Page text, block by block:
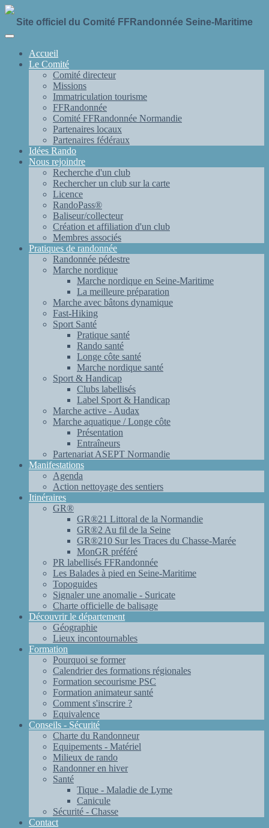
Site officiel du Comité FFRandonnée Seine-Maritime
Accueil
Le Comité
Comité directeur
Missions
Immatriculation tourisme
FFRandonnée
Comité FFRandonnée Normandie
Partenaires locaux
Partenaires fédéraux
Idées Rando
Nous rejoindre
Recherche d'un club
Rechercher un club sur la carte
Licence
RandoPass®
Baliseur/collecteur
Création et affiliation d'un club
Membres associés
Pratiques de randonnée
Randonnée pédestre
Marche nordique
Marche nordique en Seine-Maritime
La meilleure préparation
Marche avec bâtons dynamique
Fast-Hiking
Sport Santé
Pratique santé
Rando santé
Longe côte santé
Marche nordique santé
Sport & Handicap
Clubs labellisés
Label Sport & Handicap
Marche active - Audax
Marche aquatique / Longe côte
Présentation
Entraîneurs
Partenariat ASEPT Normandie
Manifestations
Agenda
Action nettoyage des sentiers
Itinéraires
GR®
GR®21 Littoral de la Normandie
GR®2 Au fil de la Seine
GR®210 Sur les Traces du Chasse-Marée
MonGR préféré
PR labellisés FFRandonnée
Les Balades à pied en Seine-Maritime
Topoguides
Signaler une anomalie - Suricate
Charte officielle de balisage
Découvrir le département
Géographie
Lieux incontournables
Formation
Pourquoi se former
Calendrier des formations régionales
Formation secourisme PSC
Formation animateur santé
Comment s'inscrire ?
Equivalence
Conseils - Sécurité
Charte du Randonneur
Equipements - Matériel
Milieux de rando
Randonner en hiver
Santé
Tique - Maladie de Lyme
Canicule
Sécurité - Chasse
Contact